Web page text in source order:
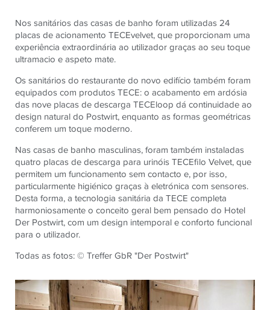
Nos sanitários das casas de banho foram utilizadas 24
placas de acionamento TECEvelvet, que proporcionam uma
experiência extraordinária ao utilizador graças ao seu toque
ultramacio e aspeto mate.
Os sanitários do restaurante do novo edifício também foram
equipados com produtos TECE: o acabamento em ardósia
das nove placas de descarga TECEloop dá continuidade ao
design natural do Postwirt, enquanto as formas geométricas
conferem um toque moderno.
Nas casas de banho masculinas, foram também instaladas
quatro placas de descarga para urinóis TECEfilo Velvet, que
permitem um funcionamento sem contacto e, por isso,
particularmente higiénico graças à eletrónica com sensores.
Desta forma, a tecnologia sanitária da TECE completa
harmoniosamente o conceito geral bem pensado do Hotel
Der Postwirt, com um design intemporal e conforto funcional
para o utilizador.
Todas as fotos: © Treffer GbR "Der Postwirt"